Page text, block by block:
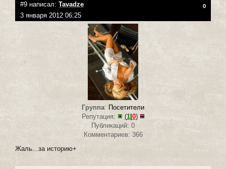
#9 написал: Tavadze 0
3 января 2012 06:25
Группа: Посетители
Репутация:
(1|0)
Публикаций: 0
Комментариев: 366
Жаль...за историю+